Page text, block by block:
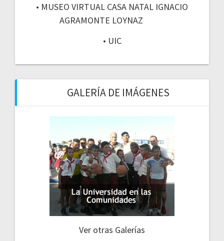
• MUSEO VIRTUAL CASA NATAL IGNACIO
AGRAMONTE LOYNAZ
• UIC
GALERÍA DE IMÁGENES
Ver otras Galerías